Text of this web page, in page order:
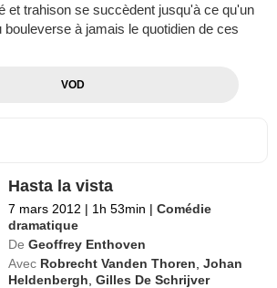
et trahison se succèdent jusqu'à ce qu'un
bouleverse à jamais le quotidien de ces
VOD
Hasta la vista
7 mars 2012 | 1h 53min | Comédie
dramatique
De Geoffrey Enthoven
Avec Robrecht Vanden Thoren ,Johan
Heldenbergh ,Gilles De Schrijver